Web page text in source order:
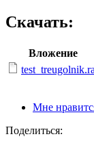
Скачать:
Вложение
Мне
Поделиться: